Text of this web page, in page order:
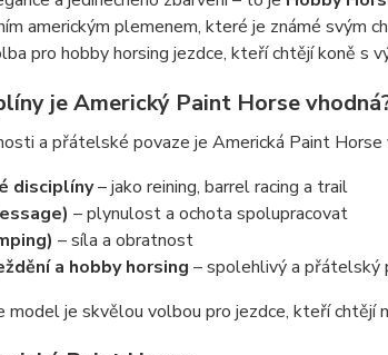
americkým plemenem, které je známé svým
pro hobby horsing jezdce, kteří chtějí koně s
je Americký Paint Horse
a přátelské povaze je Americká Paint Horse
disciplíny– jako reining, barrel racing a trail
– plynulost a ochota spolupracovat
– síla a obratnost
a hobby horsing – spolehlivý a přátelský
model je skvělou volbou pro jezdce, kteří chtějí